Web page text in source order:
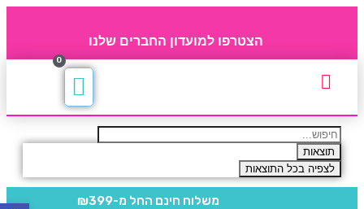
הצטרפו למועדון החברים שלנו
0
תוצאות
לצפיה בכל התוצאות
משלוח חינם החל מ-₪399